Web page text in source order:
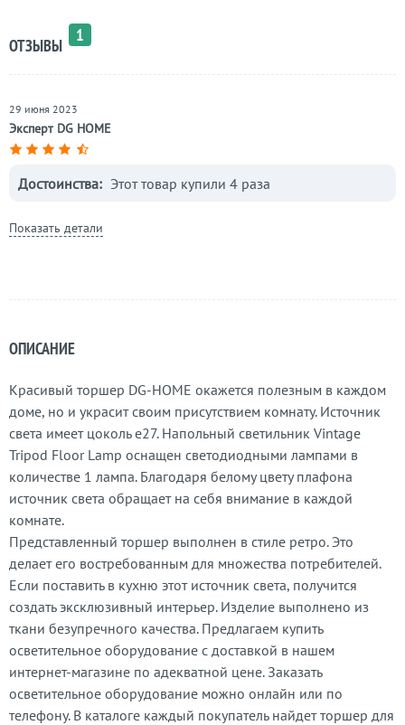
ОПИСАНИЕ
Красивый торшер DG-HOME окажется полезным в каждом
доме, но и украсит своим присутствием комнату. Источник
света имеет цоколь e27. Напольный светильник Vintage
Tripod Floor Lamp оснащен светодиодными лампами в
количестве 1 лампа. Благодаря белому цвету плафона
источник света обращает на себя внимание в каждой
комнате.
Представленный торшер выполнен в стиле ретро. Это
делает его востребованным для множества потребителей.
Если поставить в кухню этот источник света, получится
создать эксклюзивный интерьер. Изделие выполнено из
ткани безупречного качества. Предлагаем купить
осветительное оборудование с доставкой в нашем
интернет-магазине по адекватной цене. Заказать
осветительное оборудование можно онлайн или по
телефону. В каталоге каждый покупатель найдет торшер для
ОТЗЫВЫ
1
Эксперт DG HOME
29 июня 2023
Достоинства: Этот товар купили 4 раза
Показать детали